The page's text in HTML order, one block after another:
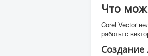
Что
Corel Vector
работы с